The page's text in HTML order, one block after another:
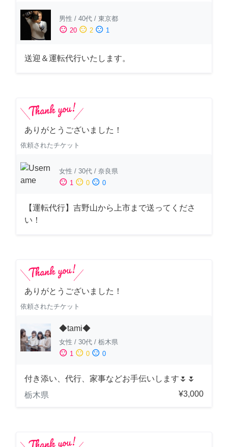
男性 / 40代 / 東京都
sentiment_satisfied 20 sentiment_neutral 2 sentiment_dissatisfied 1
送迎＆運転代行いたします。
ありがとうございました！
依頼されたチケット
女性 / 30代 / 奈良県
sentiment_satisfied 1 sentiment_neutral 0 sentiment_dissatisfied 0
【運転代行】吉野山から上市まで送ってくださ
い！
ありがとうございました！
依頼されたチケット
◆tami◆
女性 / 30代 / 栃木県
sentiment_satisfied 1 sentiment_neutral 0 sentiment_dissatisfied 0
付き添い、代行、家事などお手伝いします🌷🌷
栃木県
¥3,000